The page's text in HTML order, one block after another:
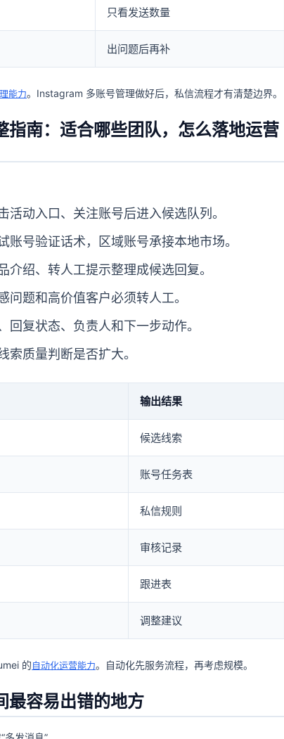
只看发送数量
出问题后再补
能力。Instagram 多账号管理做好后，私信流程才有清楚边界。
南：适合哪些团队，怎么落地运营
动入口、关注账号后进入候选队列。
号验证话术，区域账号承接本地市场。
绍、转人工提示整理成候选回复。
题和高价值客户必须转人工。
复状态、负责人和下一步动作。
质量判断是否扩大。
输出结果
候选线索
账号任务表
私信规则
审核记录
跟进表
调整建议
的自动化运营能力。自动化先服务流程，再考虑规模。
容易出错的地方